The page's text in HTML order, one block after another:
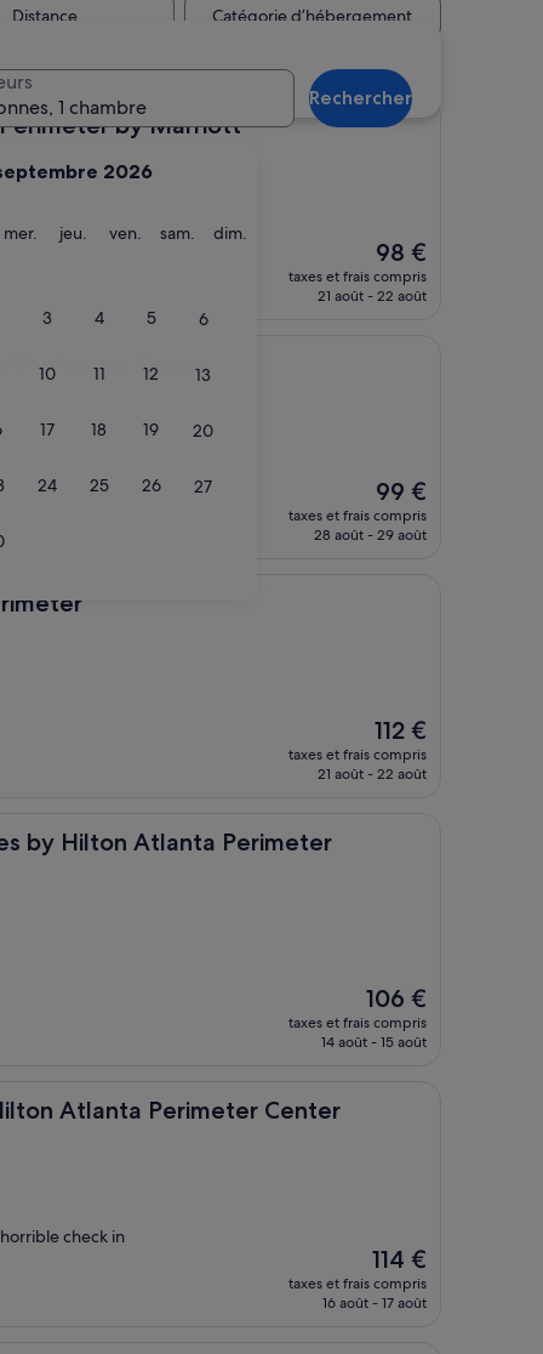
2026
mer. mercredi
jeu. jeudiven. vendredi
sam. samedi
dim.
3 4 5 6
10 11 12 13
17 18 19 20
24 25 26 27
1 chambre
Rechercher
Distance Catégorie d’hébergement
by Marriott
by Marriott
Le
nouveau
prix
98 €
taxes et frais compris
21 août - 22 août
Perimeter Center
Le
nouveau
prix
99 €
taxes et frais compris
28 août - 29 août
Le
nouveau
prix
112 €
taxes et frais compris
21 août - 22 août
by Hilton Atlanta Perimeter
Atlanta Perimeter Dunwoody
Le
nouveau
prix
106 €
taxes et frais compris
14 août - 15 août
Atlanta Perimeter Center
Perimeter Center
check in
Le
nouveau
prix
114 €
taxes et frais compris
16 août - 17 août